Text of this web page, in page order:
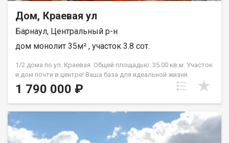
Дом, Краевая ул
Барнаул, Центральный р-н
дом монолит 35м² , участок 3.8 сот.
1/2 дома по ул. Краевая. Общей площадью: 35.00 кв.м. Участок
и дом почти в центре! Ваша база для идеальной жизни
Продается 1.2 дома площадью 35 кв.м на участке почти 4
сотки. Это тот самый случай, когда локация решает всё.
Материал стен-брус, имеются- две комнаты - 13,3 м2 и 7,8 м2,
кухня - 6,5 м2, туалет., дополнительная площадь к жилому
пространству - сени 6,5 м2.., возможность дальнейшего
расширения за счет пристройки, площадь земли позволяет. В
1 790 000 ₽